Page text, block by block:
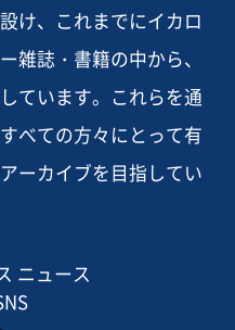
け、これまでにイカロ
雑誌・書籍の中から、
ています。これらを通
べての方々にとって有
ーカイブを目指してい
ニュース